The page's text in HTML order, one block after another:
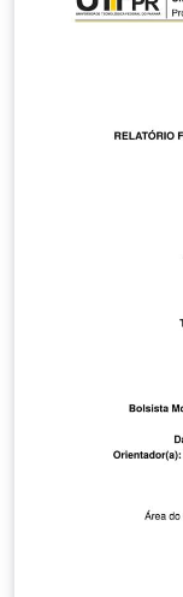
oportunidade